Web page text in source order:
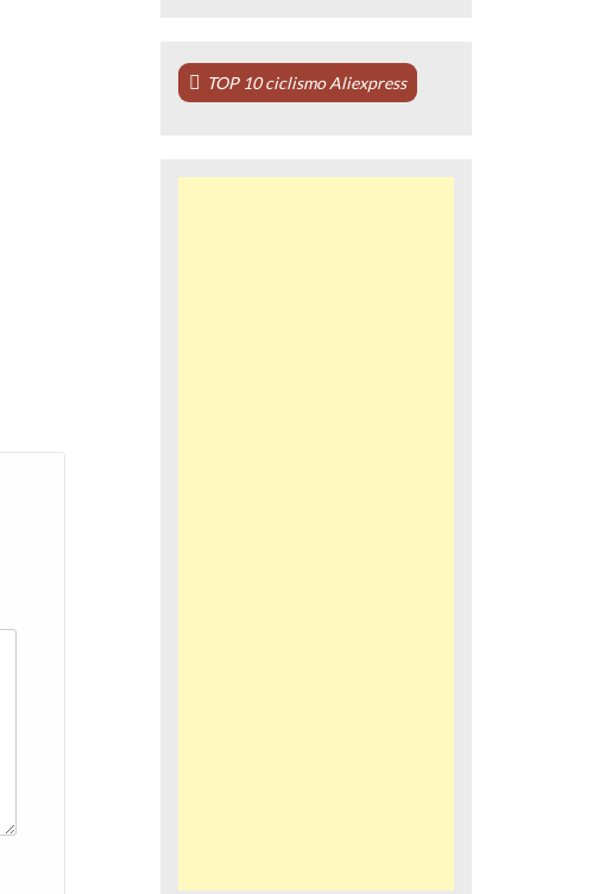
TOP 10 ciclismo Aliexpress